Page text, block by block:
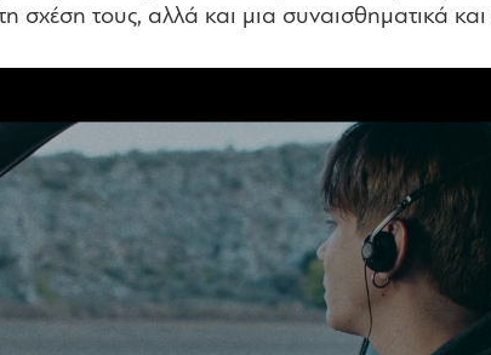
σχέση τους, αλλά και μια συναισθηματικά